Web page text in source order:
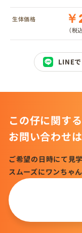
生体価格
（税
LINE
この仔に関す
お問い合わせ
ご希望の日時にて見
スムーズにワンちゃ